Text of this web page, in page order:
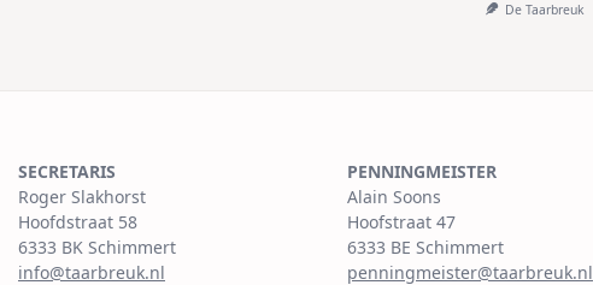
De Taarbreuk
SECRETARIS
Roger Slakhorst
Hoofdstraat 58
6333 BK Schimmert
info@taarbreuk.nl
PENNINGMEISTER
Alain Soons
Hoofstraat 47
6333 BE Schimmert
penningmeister@taarbreuk.nl